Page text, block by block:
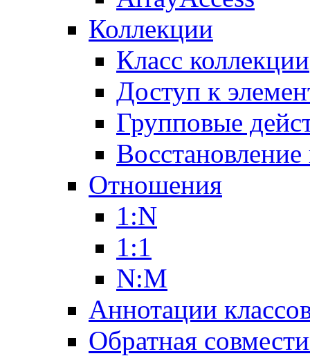
Коллекции
Класс коллекции
Доступ к
Групповые
Отношения
1:N
1:1
N:M
Аннотации
Обратная